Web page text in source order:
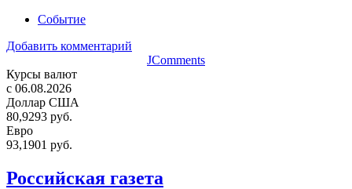
Событие
Добавить комментарий
JComments
Курсы валют
c 06.08.2026
Доллар США
80,9293 руб.
Евро
93,1901 руб.
Российская газета